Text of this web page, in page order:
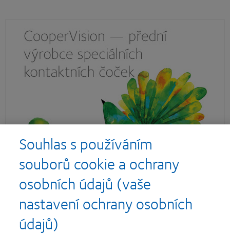
Souhlas s používáním
souborů cookie a ochrany
osobních údajů (vaše
nastavení ochrany osobních
údajů)